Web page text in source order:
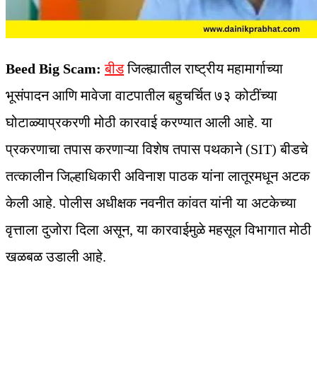
Beed Big Scam: बीडजिल्ह्यातील राष्ट्रीय महामार्गाच्या
भूसंपादन आणि मावेजा वाटपातील बहुचर्चित ७३ कोटींच्या
घोटाळ्याप्रकरणी मोठी कारवाई करण्यात आली आहे. या
प्रकरणाचा तपास करणाऱ्या विशेष तपास पथकाने (SIT) बीडचे
तत्कालीन जिल्हाधिकारी अविनाश पाठक यांना लातूरमधून अटक
केली आहे. पोलीस अधीक्षक नवनीत कांवत यांनी या अटकेच्या
वृत्ताला दुजोरा दिला असून, या कारवाईमुळे महसूल विभागात मोठी
खळबळ उडाली आहे.